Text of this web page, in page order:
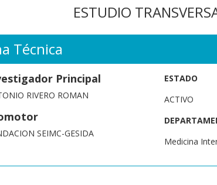
ESTUDIO
Técnica
Principal
RIVERO ROMAN
SEIMC-GESIDA
ESTADO
ACTIVO
Medicina